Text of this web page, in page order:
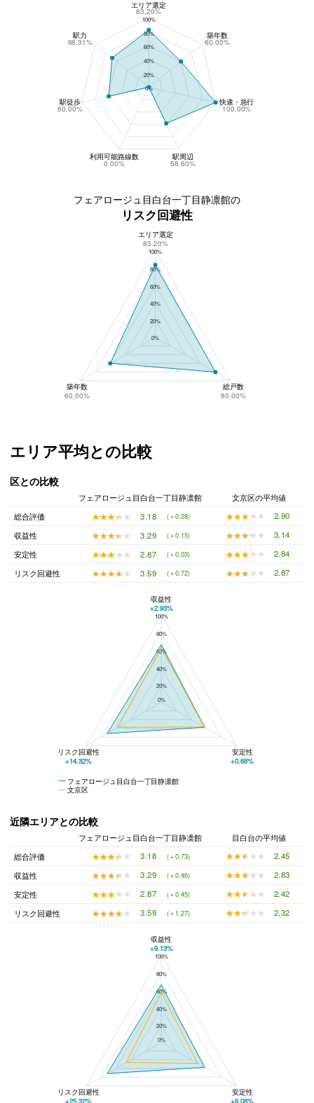
100%
80%
60%
40%
20%
0%
エリア選定
83.20%
駅力
68.31%
駅徒歩
60.00%
利用可能路線数
0.00%
駅周辺
58.60%
快速・急行
100.00%
築年数
60.00%
フェアロージュ目白台一丁目静凛館の
リスク回避性
フェアロージュ目白台一丁目静凛館のリスク回避性
100%
80%
60%
40%
20%
0%
エリア選定
83.20%
築年数
60.00%
総戸数
80.00%
エリア平均との比較
区との比較
フェアロージュ目白台一丁目静凛館
文京区の平均値
総合評価
★★★★★
★★★★★ 3.18 (＋0.28) ★★★★★
★★★★★
2.90
収益性
★★★★★
★★★★★ 3.29 (＋0.15) ★★★★★
★★★★★
3.14
安定性
★★★★★
★★★★★ 2.87 (＋0.03) ★★★★★
★★★★★
2.84
リスク回避性
★★★★★
★★★★★ 3.59 (＋0.72) ★★★★★
★★★★★ 2.87
フェアロージュ目白台一丁目静凛館と文京区の平均値の総合評価の比較
100%
80%
60%
40%
20%
0%
フェアロージュ目白台一丁目静凛館
文京区
収益性
+2.93%
リスク回避性
+14.32%
安定性
+0.68%
近隣エリアとの比較
フェアロージュ目白台一丁目静凛館
目白台の平均値
総合評価
★★★★★
★★★★★ 3.18 (＋0.73) ★★★★★
★★★★★
2.45
収益性
★★★★★
★★★★★ 3.29 (＋0.46) ★★★★★
★★★★★
2.83
安定性
★★★★★
★★★★★ 2.87 (＋0.45) ★★★★★
★★★★★
2.42
リスク回避性
★★★★★
★★★★★ 3.59 (＋1.27) ★★★★★
★★★★★ 2.32
フェアロージュ目白台一丁目静凛館と目白台の平均値の総合評価の比較
100%
80%
60%
40%
20%
0%
収益性
+9.13%
リスク回避性
+25.32%
安定性
+9.08%